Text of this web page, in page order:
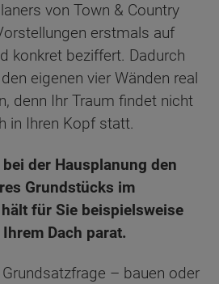
von Town & Country
erstmals auf
konkret beziffert. Dadurch
eigenen vier Wänden real
denn Ihr Traum findet nicht
in Ihren Kopf statt.
der Hausplanung den
Grundstücks im
für Sie beispielsweise
Dach parat.
– bauen oder